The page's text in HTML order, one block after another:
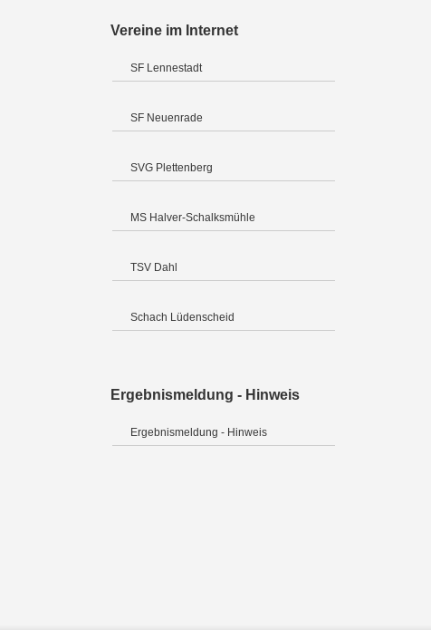
Vereine im Internet
SF Lennestadt
SF Neuenrade
SVG Plettenberg
MS Halver-Schalksmühle
TSV Dahl
Schach Lüdenscheid
Ergebnismeldung - Hinweis
Ergebnismeldung - Hinweis